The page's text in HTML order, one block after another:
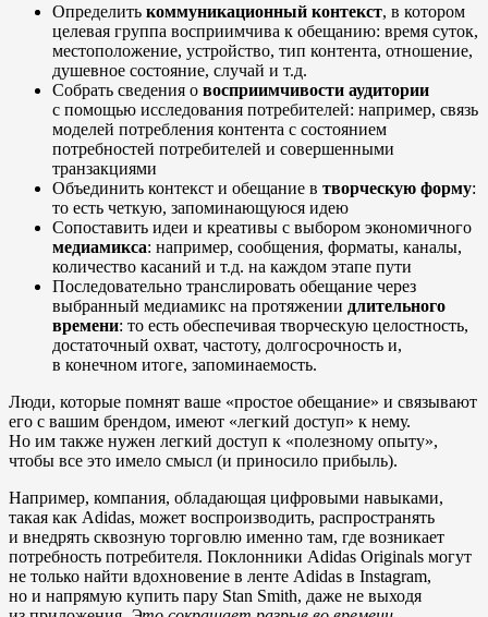
Определить коммуникационный контекст, в котором
целевая группа восприимчива к обещанию: время суток,
местоположение, устройство, тип контента, отношение,
душевное состояние, случай и т.д.
Собрать сведения о восприимчивости аудитории
с помощью исследования потребителей: например, связь
моделей потребления контента с состоянием
потребностей потребителей и совершенными
транзакциями
Объединить контекст и обещание в творческую форму:
то есть четкую, запоминающуюся идею
Сопоставить идеи и креативы с выбором экономичного
медиамикса: например, сообщения, форматы, каналы,
количество касаний и т.д. на каждом этапе пути
Последовательно транслировать обещание через
выбранный медиамикс на протяжении длительного
времени: то есть обеспечивая творческую целостность,
достаточный охват, частоту, долгосрочность и,
в конечном итоге, запоминаемость.
Люди, которые помнят ваше «простое обещание» и связывают
его с вашим брендом, имеют «легкий доступ» к нему.
Но им также нужен легкий доступ к «полезному опыту»,
чтобы все это имело смысл (и приносило прибыль).
Например, компания, обладающая цифровыми навыками,
такая как Adidas, может воспроизводить, распространять
и внедрять сквозную торговлю именно там, где возникает
потребность потребителя. Поклонники Adidas Originals могут
не только найти вдохновение в ленте Adidas в Instagram,
но и напрямую купить пару Stan Smith, даже не выходя